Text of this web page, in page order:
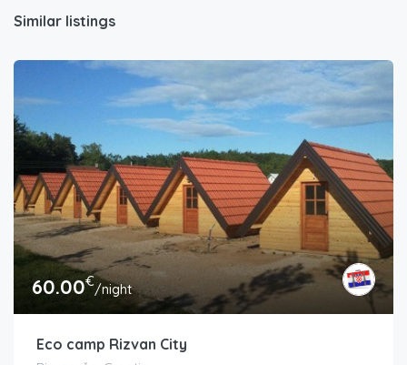
Similar listings
60.00€/night
Eco camp Rizvan City